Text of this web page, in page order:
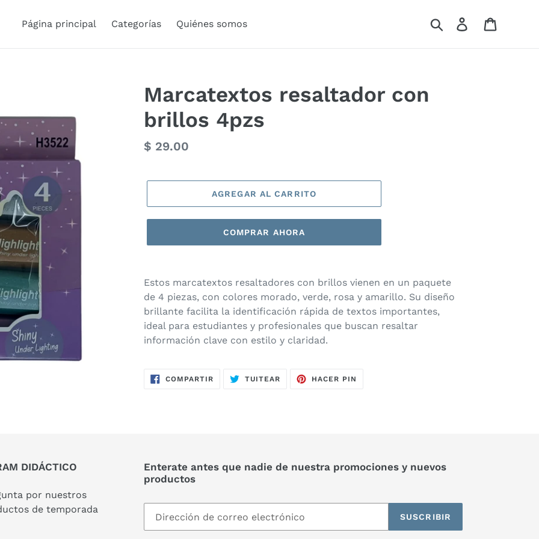
Página principal Categorías Quiénes somos Buscar Ingresar
Marcatextos resaltador con
brillos 4pzs
Precio
$ 29.00
AGREGAR AL CARRITO
COMPRAR AHORA
Estos marcatextos resaltadores con brillos vienen en un paquete
de 4 piezas, con colores morado, verde, rosa y amarillo. Su diseño
brillante facilita la identificación rápida de textos importantes,
ideal para estudiantes y profesionales que buscan resaltar
información clave con estilo y claridad.
COMPARTIRCOMPARTIRTUITEAR TUITEARHACER PIN
DIDÁCTICO
por nuestros
de temporada
Enterate antes que nadie de nuestra promociones y nuevos
productos
SUSCRIBIR